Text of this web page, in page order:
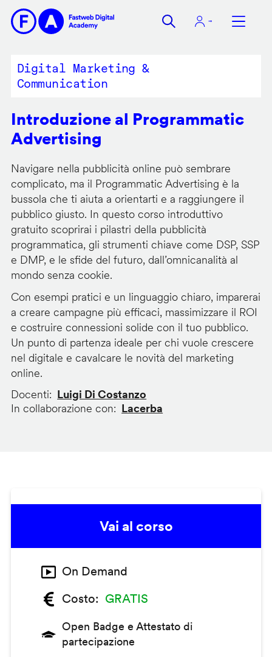
contenuto
Digital Marketing &
Communication
Introduzione al Programmatic
Advertising
Navigare nella pubblicità online può sembrare
complicato, ma il Programmatic Advertising è la
bussola che ti aiuta a orientarti e a raggiungere il
pubblico giusto. In questo corso introduttivo
gratuito scoprirai i pilastri della pubblicità
programmatica, gli strumenti chiave come DSP, SSP
e DMP, e le sfide del futuro, dall’omnicanalità al
mondo senza cookie.
Con esempi pratici e un linguaggio chiaro, imparerai
a creare campagne più efficaci, massimizzare il ROI
e costruire connessioni solide con il tuo pubblico.
Un punto di partenza ideale per chi vuole crescere
nel digitale e cavalcare le novità del marketing
online.
Docenti
Luigi Di Costanzo
In collaborazione con
Lacerba
Vai al corso
On Demand
Costo
GRATIS
Open Badge e Attestato di
partecipazione